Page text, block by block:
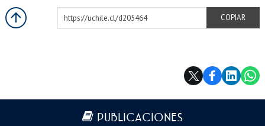
https://uchile.cl/d205464
COPIAR
Más información
PUBLICACIONES